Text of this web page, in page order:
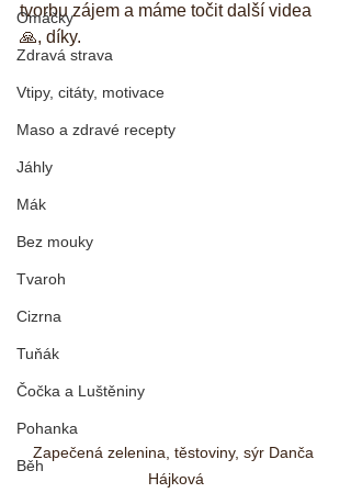
Omáčky
Zdravá strava
Vtipy, citáty, motivace
Maso a zdravé recepty
Jáhly
Mák
Bez mouky
Tvaroh
Cizrna
Tuňák
Čočka a Luštěniny
Pohanka
Běh
tvorbu zájem a máme točit další videa
🙏, díky.
Zapečená zelenina, těstoviny, sýr Danča
Hájková